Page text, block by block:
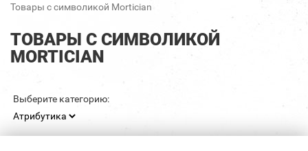
Товары с символикой Mortician
ТОВАРЫ С СИМВОЛИКОЙ
MORTICIAN
Выберите категорию: